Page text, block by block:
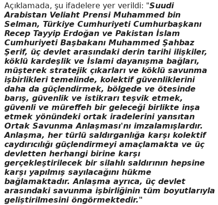
Açıklamada, şu ifadelere yer verildi: "Suudi
Arabistan Veliaht Prensi Muhammed bin
Selman, Türkiye Cumhuriyeti Cumhurbaşkanı
Recep Tayyip Erdoğan ve Pakistan İslam
Cumhuriyeti Başbakanı Muhammed Şahbaz
Şerif, üç devlet arasındaki derin tarihi ilişkiler,
köklü kardeşlik ve İslami dayanışma bağları,
müşterek stratejik çıkarları ve köklü savunma
işbirlikleri temelinde, kolektif güvenliklerini
daha da güçlendirmek, bölgede ve ötesinde
barış, güvenlik ve istikrarı teşvik etmek,
güvenli ve müreffeh bir geleceği birlikte inşa
etmek yönündeki ortak iradelerini yansıtan
Ortak Savunma Anlaşması'nı imzalamışlardır.
Anlaşma, her türlü saldırganlığa karşı kolektif
caydırıcılığı güçlendirmeyi amaçlamakta ve üç
devletten herhangi birine karşı
gerçekleştirilecek bir silahlı saldırının hepsine
karşı yapılmış sayılacağını hükme
bağlamaktadır. Anlaşma ayrıca, üç devlet
arasındaki savunma işbirliğinin tüm boyutlarıyla
geliştirilmesini öngörmektedir."